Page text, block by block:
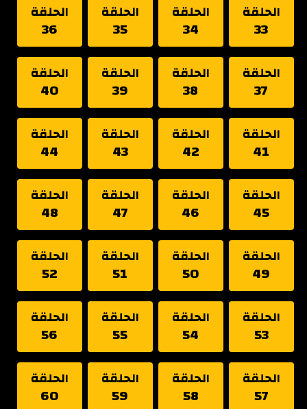
الحلقة
33
الحلقة
34
الحلقة
35
الحلقة
36
الحلقة
37
الحلقة
38
الحلقة
39
الحلقة
40
الحلقة
41
الحلقة
42
الحلقة
43
الحلقة
44
الحلقة
45
الحلقة
46
الحلقة
47
الحلقة
48
الحلقة
49
الحلقة
50
الحلقة
51
الحلقة
52
الحلقة
53
الحلقة
54
الحلقة
55
الحلقة
56
الحلقة
57
الحلقة
58
الحلقة
59
الحلقة
60